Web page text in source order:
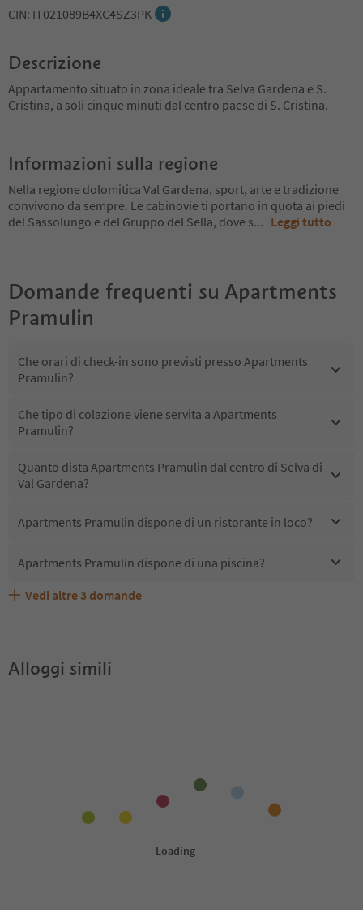
CIN: IT021089B4XC4SZ3PK
Descrizione
Appartamento situato in zona ideale tra Selva Gardena e S.
Cristina, a soli cinque minuti dal centro paese di S. Cristina.
Informazioni sulla regione
Nella regione dolomitica Val Gardena, sport, arte e tradizione
convivono da sempre. Le cabinovie ti portano in quota ai piedi
del Sassolungo e del Gruppo del Sella, dove s... Leggi tutto
Domande frequenti su Apartments
Pramulin
Che orari di check-in sono previsti presso Apartments
Pramulin?
Che tipo di colazione viene servita a Apartments
Pramulin?
Quanto dista Apartments Pramulin dal centro di Selva di
Val Gardena?
Apartments Pramulin dispone di un ristorante in loco?
Apartments Pramulin dispone di una piscina?
Apartments Pramulin accetta animali domestici?
Quali servizi/attività sono disponibili presso Apartments
Gli ospiti di Apartments Pramulin ricevono l'Alto Adige
Vedi altre 3 domande
Alloggi simili